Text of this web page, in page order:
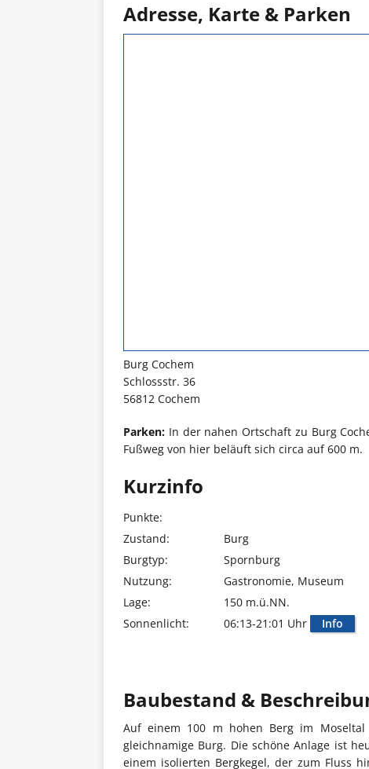
Adresse, Karte & Parken
Burg Cochem
Schlossstr. 36
56812 Cochem
Parken: In der nahen Ortschaft zu Burg
Fußweg von hier beläuft sich circa auf 600 m.
Kurzinfo
Punkte:
Zustand:
Burg
Burgtyp:
Spornburg
Nutzung:
Gastronomie, Museum
Lage:
150 m.ü.NN.
Sonnenlicht:
06:13-21:01 Uhr Info
Baubestand &
Auf einem 100 m hohen Berg im
gleichnamige Burg. Die schöne Anlage ist
einem isolierten Bergkegel, der zum Fluss